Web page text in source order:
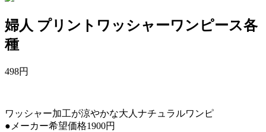
婦人 プリントワッシャーワンピース各
種
498円
ワッシャー加工が涼やかな大人ナチュラルワンピ
●メーカー希望価格1900円